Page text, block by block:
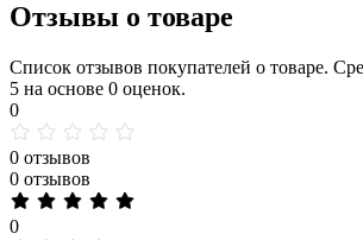
Отзывы о товаре
Список отзывов покупателей о товаре.
5 на основе 0 оценок.
0
0 отзывов
0 отзывов
0